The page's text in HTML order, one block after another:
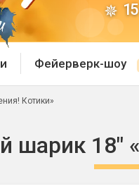
15
Фейерверк-шоу
Котики»
шарик 18"